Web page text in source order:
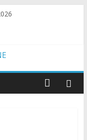
Pedoman Bangun
Meriahkan HUT
Pertahanan Udara
Masuk Desa, PLN